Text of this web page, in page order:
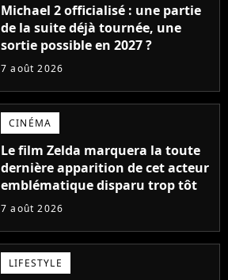
Michael 2 officialisé : une partie
de la suite déjà tournée, une
sortie possible en 2027 ?
7 août 2026
CINÉMA
Le film Zelda marquera la toute
dernière apparition de cet acteur
emblématique disparu trop tôt
7 août 2026
LIFESTYLE